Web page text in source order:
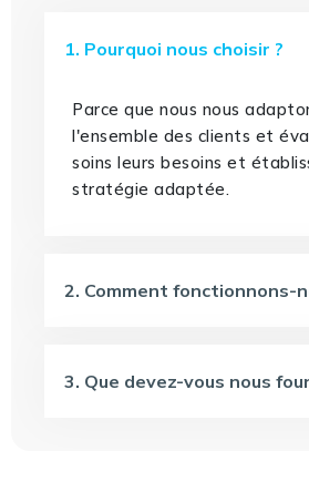
1. Pourquoi nous choisir ?
Parce que nous nous
l'ensemble des clients et
soins leurs besoins et
stratégie adaptée.
2. Comment fonctionnons-
3. Que devez-vous nous